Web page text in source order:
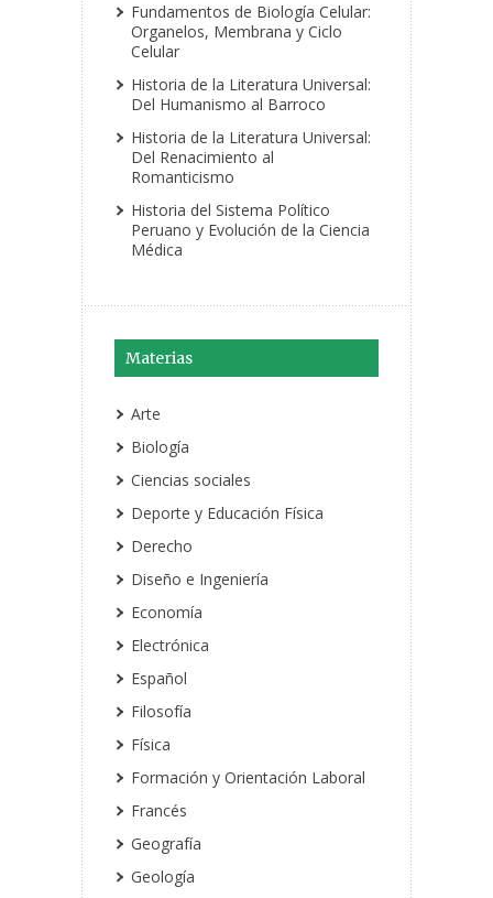
Fundamentos de Biología Celular:
Organelos, Membrana y Ciclo
Celular
Historia de la Literatura Universal:
Del Humanismo al Barroco
Historia de la Literatura Universal:
Del Renacimiento al
Romanticismo
Historia del Sistema Político
Peruano y Evolución de la Ciencia
Médica
Materias
Arte
Biología
Ciencias sociales
Deporte y Educación Física
Derecho
Diseño e Ingeniería
Economía
Electrónica
Español
Filosofía
Física
Formación y Orientación Laboral
Francés
Geografía
Geología